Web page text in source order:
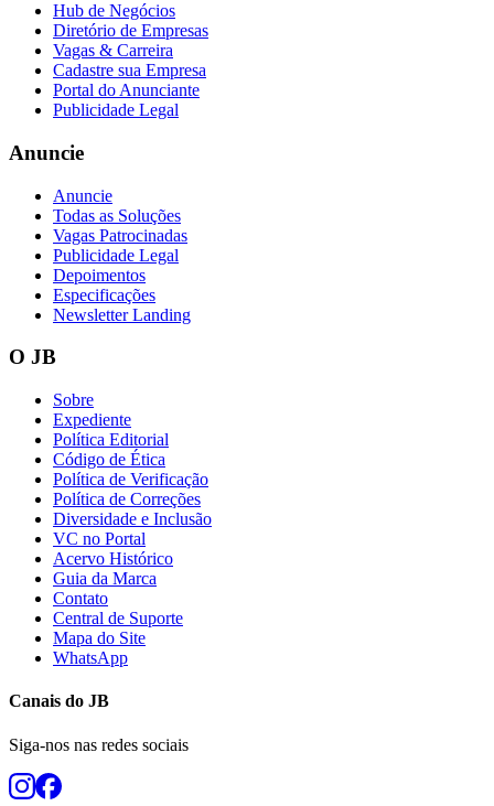
Sport
Hub de Negócios
Diretório de Empresas
Vagas & Carreira
Cadastre sua Empresa
Portal do Anunciante
Publicidade Legal
Anuncie
Anuncie
Todas as Soluções
Vagas Patrocinadas
Publicidade Legal
Depoimentos
Especificações
Newsletter Landing
O JB
Sobre
Expediente
Política Editorial
Código de Ética
Política de Verificação
Política de Correções
Diversidade e Inclusão
VC no Portal
Acervo Histórico
Guia da Marca
Contato
Central de Suporte
Mapa do Site
WhatsApp
Canais do JB
Siga-nos nas redes sociais